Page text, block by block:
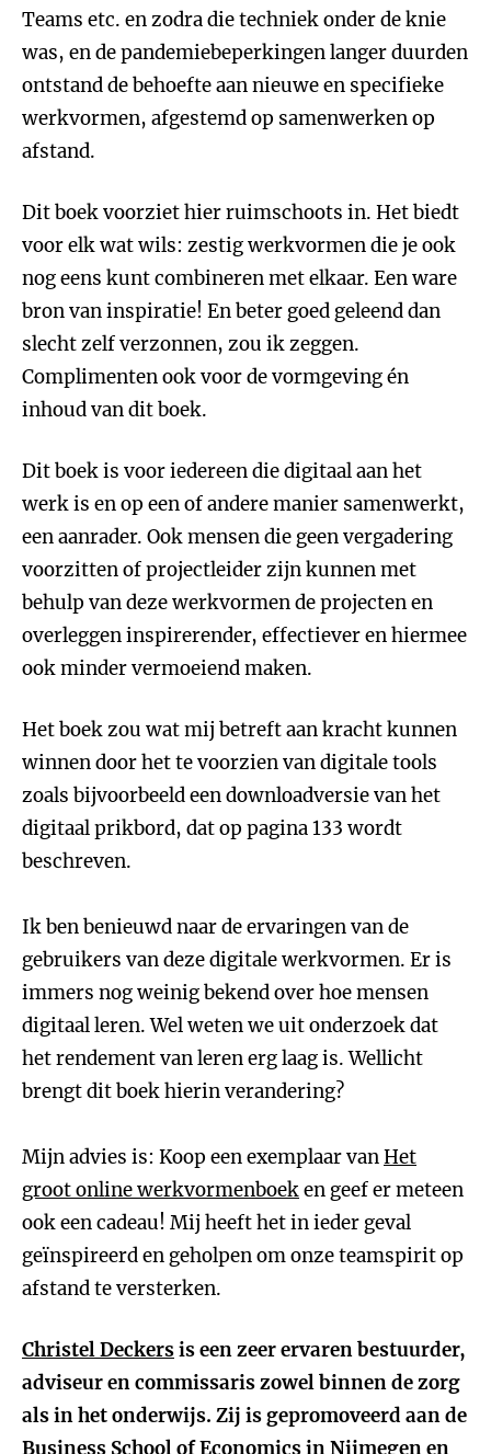
Teams etc. en zodra die techniek onder de knie
was, en de pandemiebeperkingen langer duurden
ontstand de behoefte aan nieuwe en specifieke
werkvormen, afgestemd op samenwerken op
afstand.
Dit boek voorziet hier ruimschoots in. Het biedt
voor elk wat wils: zestig werkvormen die je ook
nog eens kunt combineren met elkaar. Een ware
bron van inspiratie! En beter goed geleend dan
slecht zelf verzonnen, zou ik zeggen.
Complimenten ook voor de vormgeving én
inhoud van dit boek.
Dit boek is voor iedereen die digitaal aan het
werk is en op een of andere manier samenwerkt,
een aanrader. Ook mensen die geen vergadering
voorzitten of projectleider zijn kunnen met
behulp van deze werkvormen de projecten en
overleggen inspirerender, effectiever en hiermee
ook minder vermoeiend maken.
Het boek zou wat mij betreft aan kracht kunnen
winnen door het te voorzien van digitale tools
zoals bijvoorbeeld een downloadversie van het
digitaal prikbord, dat op pagina 133 wordt
beschreven.
Ik ben benieuwd naar de ervaringen van de
gebruikers van deze digitale werkvormen. Er is
immers nog weinig bekend over hoe mensen
digitaal leren. Wel weten we uit onderzoek dat
het rendement van leren erg laag is. Wellicht
brengt dit boek hierin verandering?
Mijn advies is: Koop een exemplaar vanHet
groot online werkvormenboeken geef er meteen
ook een cadeau! Mij heeft het in ieder geval
geïnspireerd en geholpen om onze teamspirit op
afstand te versterken.
Christel Deckersis een zeer ervaren bestuurder,
adviseur en commissaris zowel binnen de zorg
als in het onderwijs. Zij is gepromoveerd aan de
Business School of Economics in Nijmegen en